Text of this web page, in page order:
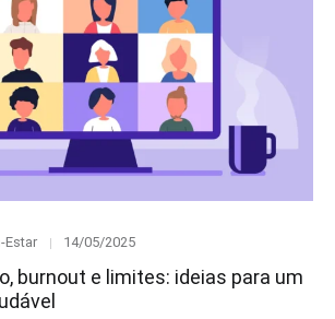
Estar
Posted
14/05/2025
burnout e limites: ideias para um